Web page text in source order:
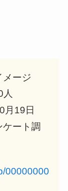
メージ
人
月19日
ート調
00000000